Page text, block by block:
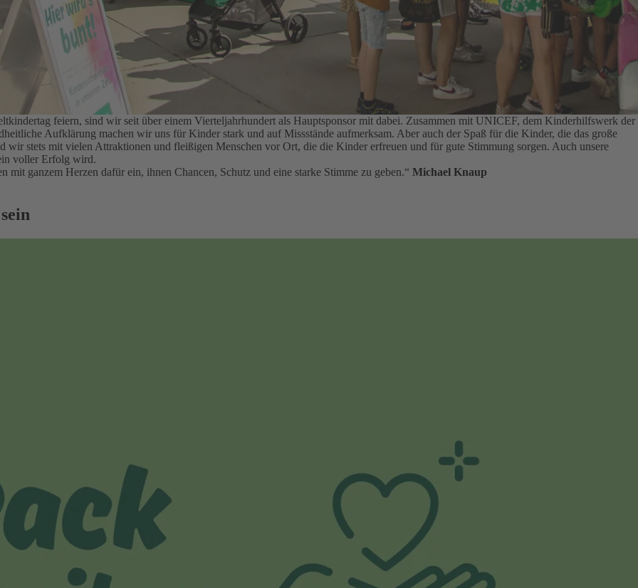
feiern, sind wir seit über einem Vierteljahrhundert als Hauptsponsor mit dabei. Zusammen mit UNICEF, dem Kinderhilfswerk der
Aufklärung machen wir uns für Kinder stark und auf Missstände aufmerksam. Aber auch der Spaß für die Kinder, die das große
wir stets mit vielen Attraktionen und fleißigen Menschen vor Ort, die die Kinder erfreuen und für gute Stimmung sorgen. Auch unsere
voller Erfolg wird.
mit ganzem Herzen dafür ein, ihnen Chancen, Schutz und eine starke Stimme zu geben.“ Michael Knaup